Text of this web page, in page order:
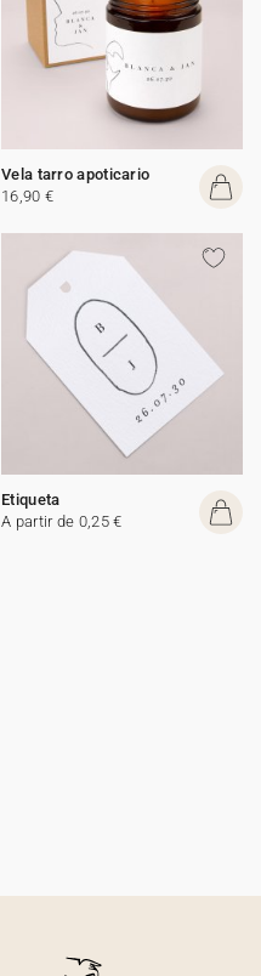
Vela tarro apoticario
16,90 €
Etiqueta
A partir de 0,25 €